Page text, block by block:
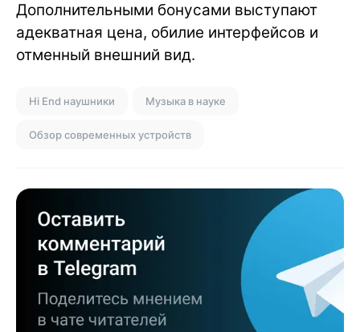
Дополнительными бонусами выступают
адекватная цена, обилие интерфейсов и
отменный внешний вид.
Hi End наушники Музыка в науке
Обзор современных устройств